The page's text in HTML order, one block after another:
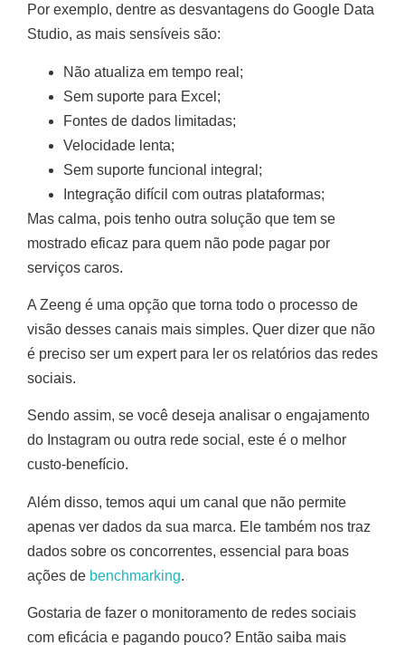
Por exemplo, dentre as desvantagens do Google Data
Studio, as mais sensíveis são:
Não atualiza em tempo real;
Sem suporte para Excel;
Fontes de dados limitadas;
Velocidade lenta;
Sem suporte funcional integral;
Integração difícil com outras plataformas;
Mas calma, pois tenho outra solução que tem se
mostrado eficaz para quem não pode pagar por
serviços caros.
A Zeeng é uma opção que torna todo o processo de
visão desses canais mais simples. Quer dizer que não
é preciso ser um expert para ler os relatórios das redes
sociais.
Sendo assim, se você deseja analisar o engajamento
do Instagram ou outra rede social, este é o melhor
custo-benefício.
Além disso, temos aqui um canal que não permite
apenas ver dados da sua marca. Ele também nos traz
dados sobre os concorrentes, essencial para boas
ações de benchmarking.
Gostaria de fazer o monitoramento de redes sociais
com eficácia e pagando pouco? Então saiba mais